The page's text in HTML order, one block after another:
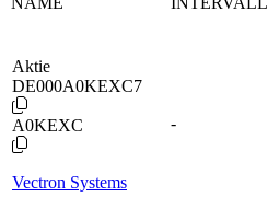
Aktie
DE000A0KEXC7
A0KEXC
Vectron Systems
-